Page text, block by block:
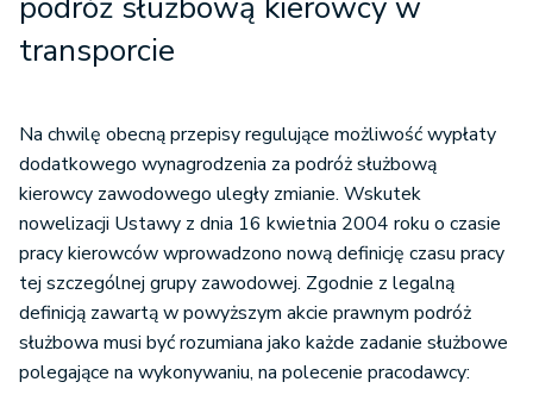
transporcie
Na chwilę obecną przepisy regulujące możliwość wypłaty
dodatkowego wynagrodzenia za podróż służbową
kierowcy zawodowego uległy zmianie. Wskutek
nowelizacji Ustawy z dnia 16 kwietnia 2004 roku o czasie
pracy kierowców wprowadzono nową definicję czasu pracy
tej szczególnej grupy zawodowej. Zgodnie z legalną
definicją zawartą w powyższym akcie prawnym podróż
służbowa musi być rozumiana jako każde zadanie służbowe
polegające na wykonywaniu, na polecenie pracodawcy: